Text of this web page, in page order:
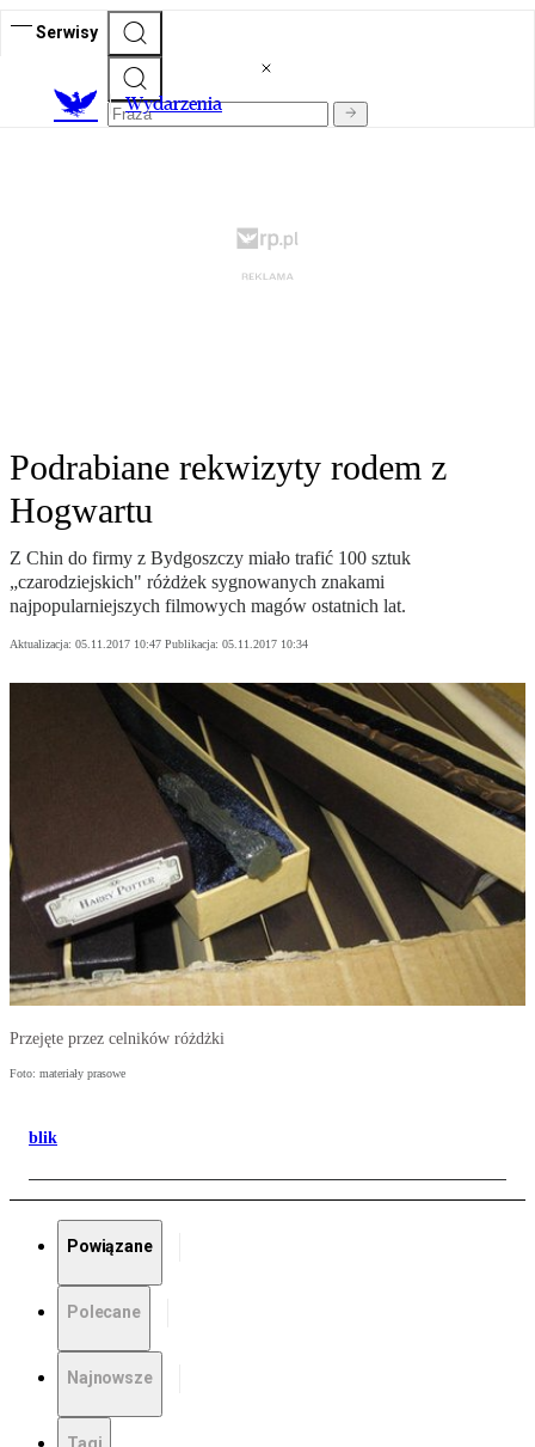
Serwisy
Wydarzenia
Podrabiane rekwizyty rodem z
Hogwartu
Z Chin do firmy z Bydgoszczy miało trafić 100 sztuk
„czarodziejskich" różdżek sygnowanych znakami
najpopularniejszych filmowych magów ostatnich lat.
Aktualizacja: 05.11.2017 10:47 Publikacja: 05.11.2017 10:34
Przejęte przez celników różdżki
Foto: materiały prasowe
blik
Powiązane
Polecane
Najnowsze